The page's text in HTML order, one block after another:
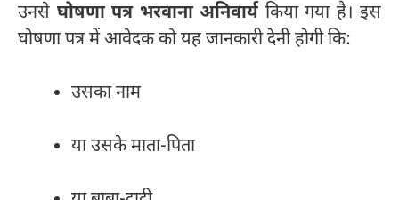
उनसे घोषणा पत्र भरवाना अनिवार्य किया गया है। इस
घोषणा पत्र में आवेदक को यह जानकारी देनी होगी कि:
उसका नाम
या उसके माता-पिता